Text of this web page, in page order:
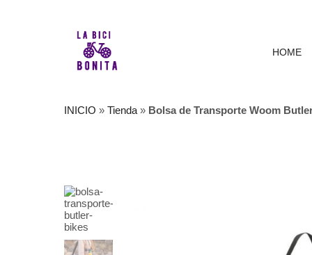
HOME
INICIO » Tienda » Bolsa de Transporte Woom